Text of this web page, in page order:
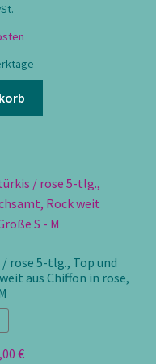
€ 29,00 €.
rose 5-tlg., Top und
aus Chiffon in rose,
€Aktueller